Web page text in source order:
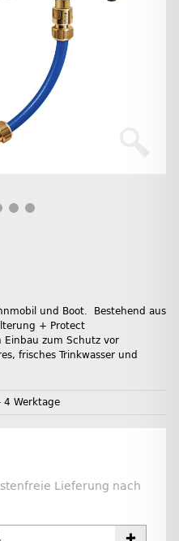
und Boot. Bestehend aus
+ Protect
zum Schutz vor
frisches Trinkwasser und
4 Werktage
Lieferung nach